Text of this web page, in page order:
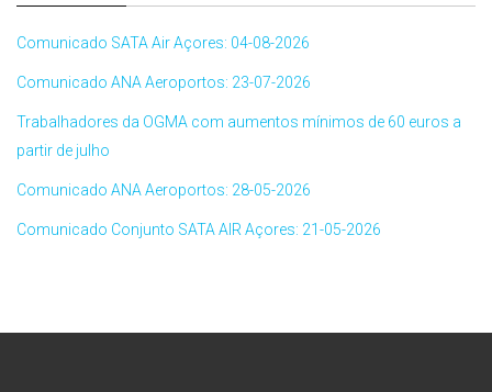
Comunicado SATA Air Açores: 04-08-2026
Comunicado ANA Aeroportos: 23-07-2026
Trabalhadores da OGMA com aumentos mínimos de 60 euros a
partir de julho
Comunicado ANA Aeroportos: 28-05-2026
Comunicado Conjunto SATA AIR Açores: 21-05-2026